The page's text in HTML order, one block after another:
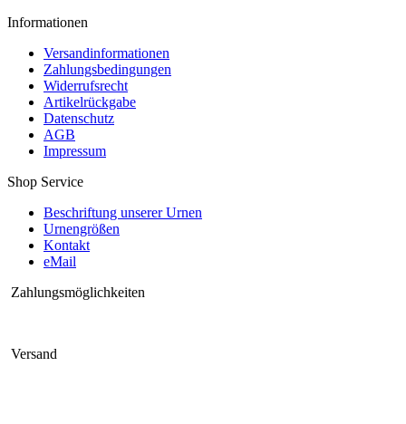
Informationen
Versandinformationen
Zahlungsbedingungen
Widerrufsrecht
Artikelrückgabe
Datenschutz
AGB
Impressum
Shop Service
Beschriftung unserer Urnen
Urnengrößen
Kontakt
eMail
Zahlungsmöglichkeiten
Versand